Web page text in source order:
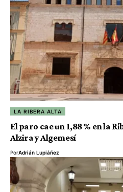
LA RIBERA ALTA
El paro cae un 1,88 % en la
Alzira y Algemesí
PorAdrián Lupiáñez